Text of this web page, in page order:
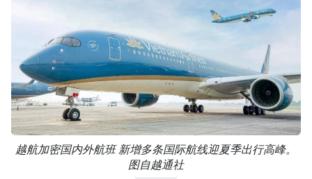
越航加密国内外航班 新增多条国际航线迎夏季出行高峰。
图自越通社